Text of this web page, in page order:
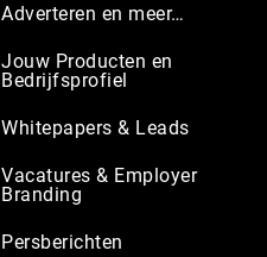
Adverteren en meer…
Jouw Producten en
Bedrijfsprofiel
Whitepapers & Leads
Vacatures & Employer
Branding
Persberichten